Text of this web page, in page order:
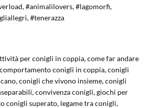
#animalilovers, #lagomorfi,
#tenerazza
per conigli in coppia, come far andare
conigli in coppia, conigli
conigli che vivono insieme, conigli
convivenza conigli, giochi per
conigli superato, legame tra conigli,